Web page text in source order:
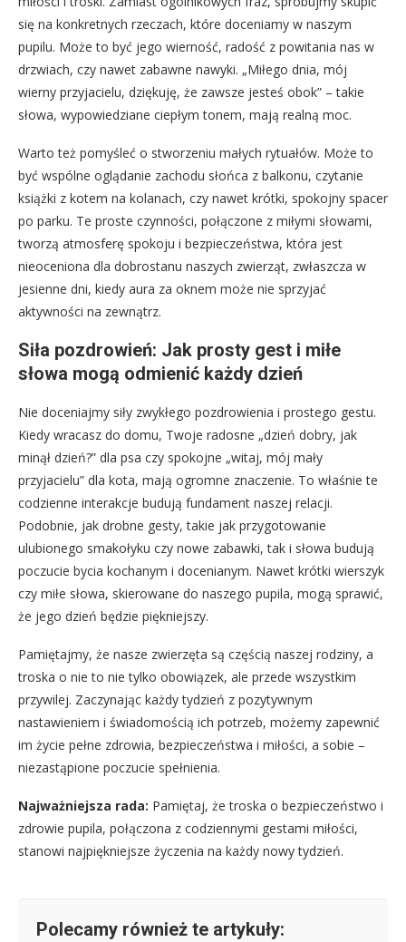
się na konkretnych rzeczach, które doceniamy w naszym
pupilu. Może to być jego wierność, radość z powitania nas w
drzwiach, czy nawet zabawne nawyki. „Miłego dnia, mój
wierny przyjacielu, dziękuję, że zawsze jesteś obok” – takie
słowa, wypowiedziane ciepłym tonem, mają realną moc.
Warto też pomyśleć o stworzeniu małych rytuałów. Może to
być wspólne oglądanie zachodu słońca z balkonu, czytanie
książki z kotem na kolanach, czy nawet krótki, spokojny spacer
po parku. Te proste czynności, połączone z miłymi słowami,
tworzą atmosferę spokoju i bezpieczeństwa, która jest
nieoceniona dla dobrostanu naszych zwierząt, zwłaszcza w
jesienne dni, kiedy aura za oknem może nie sprzyjać
aktywności na zewnątrz.
Siła pozdrowień: Jak prosty gest i miłe
słowa mogą odmienić każdy dzień
Nie doceniajmy siły zwykłego pozdrowienia i prostego gestu.
Kiedy wracasz do domu, Twoje radosne „dzień dobry, jak
minął dzień?” dla psa czy spokojne „witaj, mój mały
przyjacielu” dla kota, mają ogromne znaczenie. To właśnie te
codzienne interakcje budują fundament naszej relacji.
Podobnie, jak drobne gesty, takie jak przygotowanie
ulubionego smakołyku czy nowe zabawki, tak i słowa budują
poczucie bycia kochanym i docenianym. Nawet krótki wierszyk
czy miłe słowa, skierowane do naszego pupila, mogą sprawić,
że jego dzień będzie piękniejszy.
Pamiętajmy, że nasze zwierzęta są częścią naszej rodziny, a
troska o nie to nie tylko obowiązek, ale przede wszystkim
przywilej. Zaczynając każdy tydzień z pozytywnym
nastawieniem i świadomością ich potrzeb, możemy zapewnić
im życie pełne zdrowia, bezpieczeństwa i miłości, a sobie –
niezastąpione poczucie spełnienia.
Najważniejsza rada: Pamiętaj, że troska o bezpieczeństwo i
zdrowie pupila, połączona z codziennymi gestami miłości,
stanowi najpiękniejsze życzenia na każdy nowy tydzień.
Polecamy również te artykuły: